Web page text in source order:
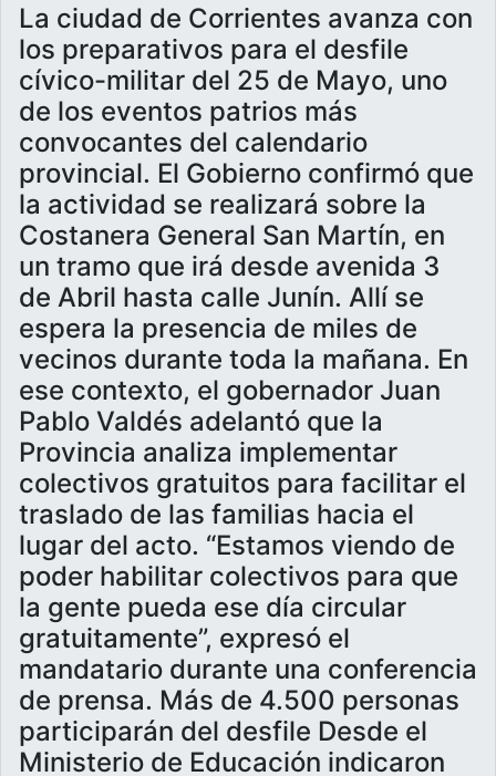
La ciudad de Corrientes avanza con
los preparativos para el desfile
cívico-militar del 25 de Mayo, uno
de los eventos patrios más
convocantes del calendario
provincial. El Gobierno confirmó que
la actividad se realizará sobre la
Costanera General San Martín, en
un tramo que irá desde avenida 3
de Abril hasta calle Junín. Allí se
espera la presencia de miles de
vecinos durante toda la mañana. En
ese contexto, el gobernador Juan
Pablo Valdés adelantó que la
Provincia analiza implementar
colectivos gratuitos para facilitar el
traslado de las familias hacia el
lugar del acto. “Estamos viendo de
poder habilitar colectivos para que
la gente pueda ese día circular
gratuitamente”, expresó el
mandatario durante una conferencia
de prensa. Más de 4.500 personas
participarán del desfile Desde el
Ministerio de Educación indicaron